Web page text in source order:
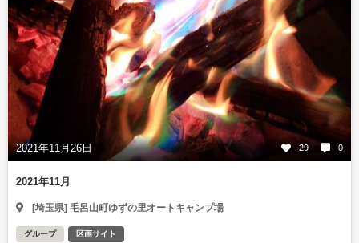
2021年11月26日 29 0
2021年11月
[埼玉県] 毛呂山町ゆずの里オートキャンプ場
グループ 区画サイト